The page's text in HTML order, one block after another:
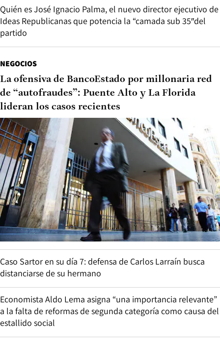
Quién es José Ignacio Palma, el nuevo director ejecutivo de
Ideas Republicanas que potencia la “camada sub 35″del
partido
NEGOCIOS
La ofensiva de BancoEstado por millonaria red
de “autofraudes”: Puente Alto y La Florida
lideran los casos recientes
Caso Sartor en su día 7: defensa de Carlos Larraín busca
distanciarse de su hermano
Economista Aldo Lema asigna “una importancia relevante”
a la falta de reformas de segunda categoría como causa del
estallido social